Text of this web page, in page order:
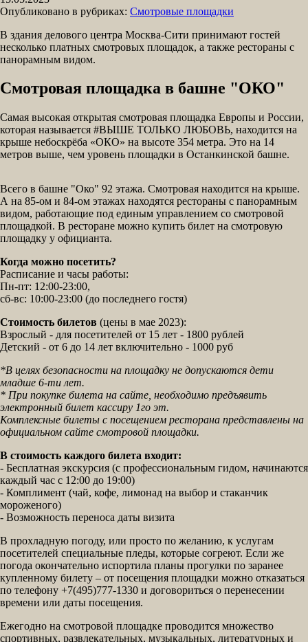
Опубликовано в рубриках: Смотровые площадки
В здания делового центра Москва-Сити принимают гостей
несколько платных смотровых площадок, а также рестораны с
панорамным видом.
Смотровая площадка в башне "ОКО"
Самая высокая открытая смотровая площадка Европы и России,
которая называется #ВЫШЕ ТОЛЬКО ЛЮБОВЬ, находится на
крыше небоскрёба «ОКО» на высоте 354 метра. Это на 14
метров выше, чем уровень площадки в Останкинской башне.
Всего в башне "Око" 92 этажа. Смотровая находится на крыше.
А на 85-ом и 84-ом этажах находятся рестораны с панорамным
видом, работающие под единым управлением со смотровой
площадкой. В ресторане можно купить билет на смотровую
площадку у официанта.
Когда можно посетить?
Расписание и часы работы:
Пн-пт: 12:00-23:00,
сб-вс: 10:00-23:00 (до последнего гостя)
Стоимость билетов (цены в мае 2023):
Взрослый - для посетителей от 15 лет - 1800 рублей
Детский - от 6 до 14 лет включительно - 1000 руб
*В целях безопасности на площадку не допускаются дети
младше 6-ти лет.
* При покупке билета на сайте, необходимо предъявить
электронный билет кассиру 1го эт.
Комплексные билеты с посещением ресторана представлены на
официальном сайте смотровой площадки.
В стоимость каждого билета входит:
- Бесплатная экскурсия (с профессиональным гидом, начинаются
каждый час с 12:00 до 19:00)
- Комплимент (чай, кофе, лимонад на выбор и стаканчик
мороженого)
- Возможность переноса даты визита
В прохладную погоду, или просто по желанию, к услугам
посетителей специальные пледы, которые согреют. Если же
погода окончательно испортила планы прогулки по заранее
купленному билету – от посещения площадки можно отказаться
по телефону +7(495)777-1330 и договориться о перенесении
времени или даты посещения.
Ежегодно на смотровой площадке проводится множество
спортивных, развлекательных, музыкальных, литературных и